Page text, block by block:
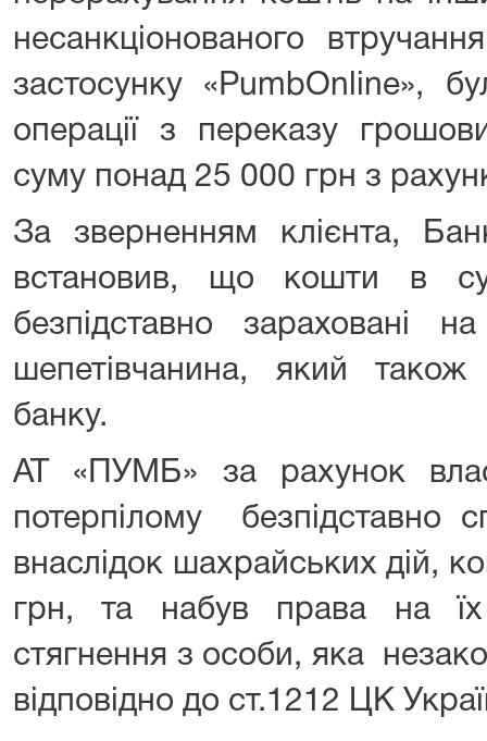
несанкціонованого
застосунку «PumbOnline»,
операції з переказу
суму понад 25 000 грн з
За зверненням клієнта,
встановив, що кошти в
безпідставно зараховані
шепетівчанина, який також
банку.
АТ «ПУМБ» за рахунок
потерпілому безпідставно
внаслідок шахрайських дій,
грн, та набув права на
стягнення з особи, яка
відповідно до ст.1212 ЦК